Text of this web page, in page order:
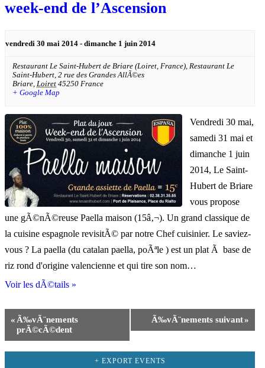
week-end de l’Ascension
vendredi 30 mai 2014 - dimanche 1 juin 2014
Restaurant Le Saint-Hubert de Briare (Loiret, France), Restaurant Le
Saint-Hubert, 2 rue des Grandes AllÃ©es
Briare Loiret 45250 France
+ Google Map
Vendredi 30 mai,
samedi 31 mai et
dimanche 1 juin
2014, Le Saint-
Hubert de Briare
vous propose
une gÃ©nÃ©reuse Paella maison (15â‚¬). Un grand classique de
la cuisine espagnole revisitÃ© par notre Chef cuisinier. Le saviez-
vous ? La paella (du catalan paella, poÃªle ) est un plat Ã base de
riz rond d'origine valencienne et qui tire son nom…
Voir les dÃ©tails »
Navigation
de
la
« Ã‰vÃ¨nements
prÃ©cÃ©dent
Ã‰vÃ¨nements »
suivant
+ EXPORT EVENTS